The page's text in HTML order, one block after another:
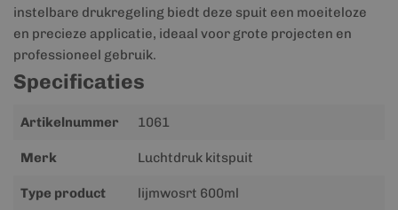
instelbare drukregeling biedt deze spuit een moeiteloze
en precieze applicatie, ideaal voor grote projecten en
professioneel gebruik.
Specificaties
Meer
Artikelnummer 1061
Merk Luchtdruk kitspuit
Type product lijmwosrt 600ml